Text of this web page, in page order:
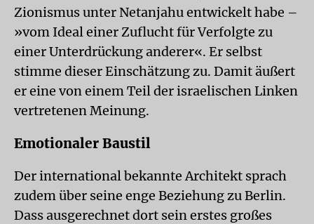
Zionismus unter Netanjahu entwickelt habe –
»vom Ideal einer Zuflucht für Verfolgte zu
einer Unterdrückung anderer«. Er selbst
stimme dieser Einschätzung zu. Damit äußert
er eine von einem Teil der israelischen Linken
vertretenen Meinung.
Emotionaler Baustil
Der international bekannte Architekt sprach
zudem über seine enge Beziehung zu Berlin.
Dass ausgerechnet dort sein erstes großes